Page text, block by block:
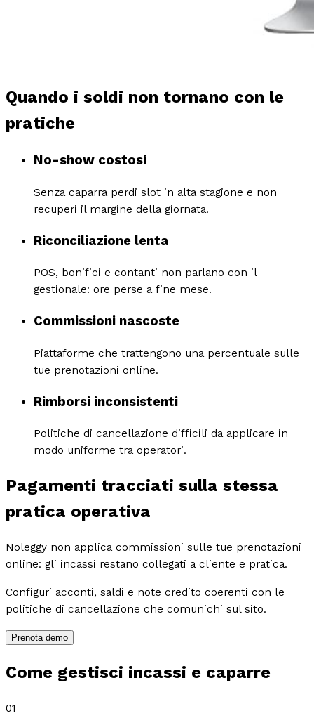
Quando i soldi non tornano con le
pratiche
No-show costosi
Senza caparra perdi slot in alta stagione e non
recuperi il margine della giornata.
Riconciliazione lenta
POS, bonifici e contanti non parlano con il
gestionale: ore perse a fine mese.
Commissioni nascoste
Piattaforme che trattengono una percentuale sulle
tue prenotazioni online.
Rimborsi inconsistenti
Politiche di cancellazione difficili da applicare in
modo uniforme tra operatori.
Pagamenti tracciati sulla stessa
pratica operativa
Noleggy non applica commissioni sulle tue prenotazioni
online: gli incassi restano collegati a cliente e pratica.
Configuri acconti, saldi e note credito coerenti con le
politiche di cancellazione che comunichi sul sito.
Prenota demo
Come gestisci incassi e caparre
01